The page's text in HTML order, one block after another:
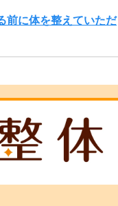
前に体を整えていただ